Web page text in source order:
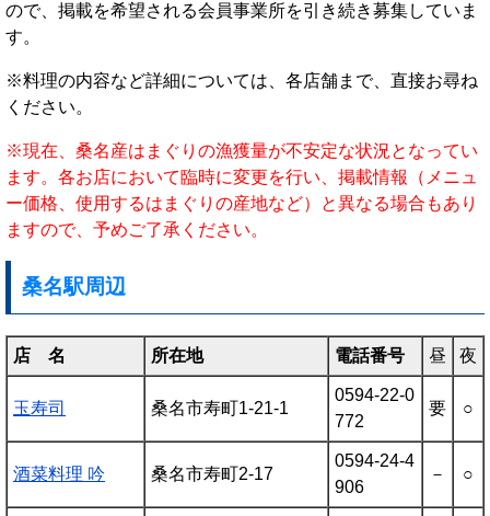
ので、掲載を希望される会員事業所を引き続き募集していま
す。
※料理の内容など詳細については、各店舗まで、直接お尋ね
ください。
※現在、桑名産はまぐりの漁獲量が不安定な状況となってい
ます。各お店において臨時に変更を行い、掲載情報（メニュ
ー価格、使用するはまぐりの産地など）と異なる場合もあり
ますので、予めご了承ください。
桑名駅周辺
店 名 所在地 電話番号 昼 夜
玉寿司 桑名市寿町1-21-1
0594-22-0
772
要 ○
酒菜料理 吟 桑名市寿町2-17
0594-24-4
906
－ ○